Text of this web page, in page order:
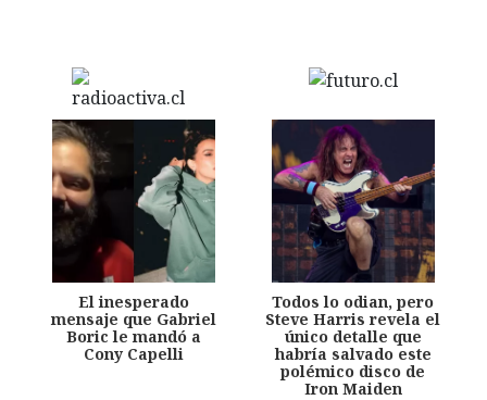
El inesperado
mensaje que Gabriel
Boric le mandó a
Cony Capelli
Todos lo odian, pero
Steve Harris revela el
único detalle que
habría salvado este
polémico disco de
Iron Maiden